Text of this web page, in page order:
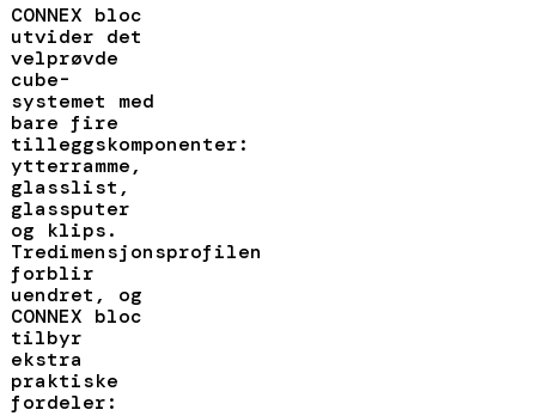
CONNEX bloc
utvider det
velprøvde
cube-
systemet med
bare fire
tilleggskomponenter:
ytterramme,
glasslist,
glassputer
og klips.
Tredimensjonsprofilen
forblir
uendret, og
CONNEX bloc
tilbyr
ekstra
praktiske
fordeler: